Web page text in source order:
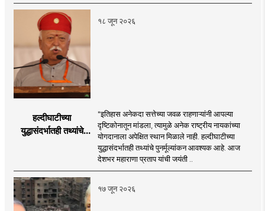
१८ जून २०२६
हल्दीघाटीच्या
युद्धासंदर्भातही तथ्यांचे
मोहनजी भागवत
"इतिहास अनेकदा सत्तेच्या जवळ राहणाऱ्यांनी आपल्या
दृष्टिकोनातून मांडला, त्यामुळे अनेक राष्ट्रीय नायकांच्या
योगदानाला अपेक्षित स्थान मिळाले नाही. हल्दीघाटीच्या
युद्धासंदर्भातही तथ्यांचे पुनर्मूल्यांकन आवश्यक आहे. आज
देशभर महाराणा प्रताप यांची जयंती ..
१७ जून २०२६